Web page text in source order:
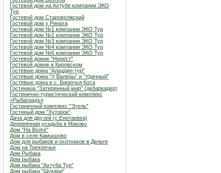
Гостевой дом на Ахтубе компании ЭКО
Тур
Гостевой дом Староволжский
Гостевой дом у Рината
Гостевой дом №1 компании ЭКО Тур
Гостевой дом №2 компании ЭКО Тур
Гостевой дом №3 компании ЭКО Тур
Гостевой дом №4 компании ЭКО Тур
Гостевой дом №6 компании ЭКО Тур
Гостевой домик "Нерест"
Гостевой домик в Кировском
Гостевые дома "Аладдин-тур"
Гостевые дома "У Валеры" и "Удачный"
Гостевые дома в с. Бирючья Коса
Гостиница "Затерянный мир" (дебаркадер)
Гостинично-туристический комплекс
«Рыбаградъ»
Гостиничный комплекс "Этель"
Гостиный дом "Хуторок"
Дача для друзей (с.Енотаевка)
Деревянная усадьба в Маково
Дом "На Волге"
Дом в селе Камышово
Дом для рыбаков и охотников в Дельте
Дом на Трехречье
Дом Рыбака
Дом рыбака
Дом рыбака "Ахтуба Тур"
Дом рыбака "Щукари"